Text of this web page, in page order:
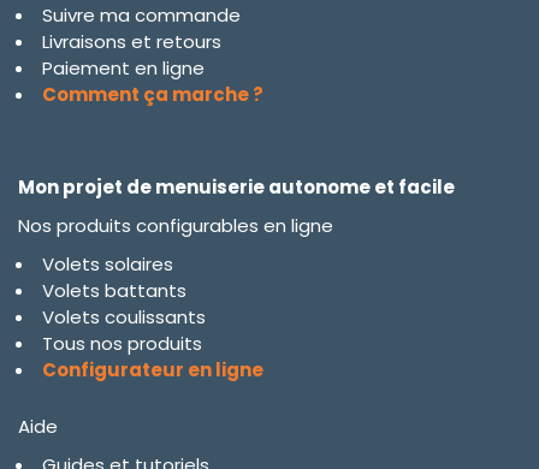
Suivre ma commande
Livraisons et retours
Paiement en ligne
Comment ça marche ?
Mon projet de menuiserie autonome et facile
Nos produits configurables en ligne
Volets solaires
Volets battants
Volets coulissants
Tous nos produits
Configurateur en ligne
Aide